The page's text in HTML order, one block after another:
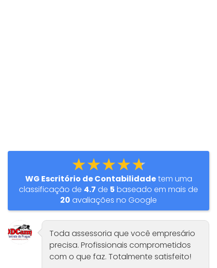
★★★★★
WG Escritório de Contabilidadetem uma
classificação de 4.7 de 5 baseado em mais de
20 avaliações no Google
Toda assessoria que você empresário
precisa. Profissionais comprometidos
com o que faz. Totalmente satisfeito!